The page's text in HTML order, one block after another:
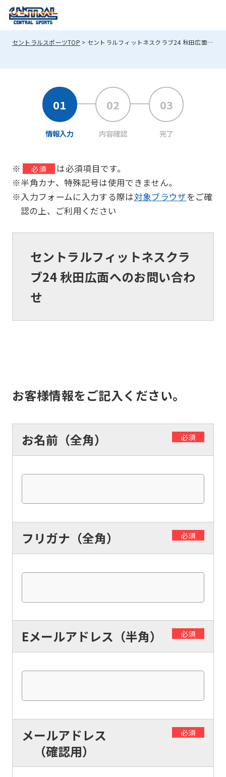
セントラルスポーツTOP セントラルフィットネスクラブ24 秋田広面へのお問い合わせ
情報入力 内容確認 完了
※ 必須
は必須項目です。
※半角カナ、特殊記号は使用できません。
※入力フォームに入力する際は対象ブラウザをご確
認の上、ご利用ください
セントラルフィットネスクラ
ブ24 秋田広面へのお問い合わ
せ
お客様情報をご記入ください。
お名前（全角） 必須
フリガナ（全角） 必須
Eメールアドレス（半角） 必須
メールアドレス
（確認用）
必須